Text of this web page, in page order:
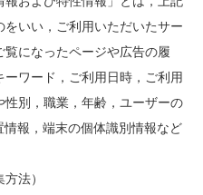
いい，ご利用いただいたサー
になったページや広告の履
ワード，ご利用日時，ご利用
別，職業，年齢，ユーザーの
報，端末の個体識別情報など
法）